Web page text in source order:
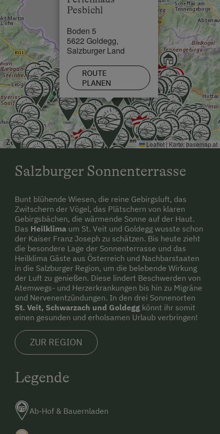
Tischtennis
Wandern
Wassersport
Wintersport
Wellnessangebote
Sauna
Skilift in 0.7 km
Pesbichl
Boden 5
5622 Goldegg,
Salzburger Land
ROUTE
PLANEN
Leaflet | Karte:basemap.at
Salzburger Sonnenterrasse
Bunt blühende Wiesen, die reine Gebirgsluft, das
Zwitschern der Vögel, das Plätschern von klaren
Gebirgsbächen, die wärmende Sonne auf der Haut.
Das Heilklima um St. Veit und Goldegg wusste schon
der Kaiser Franz Joseph zu schätzen. Bis heute zieht
die besondere Lage der Sonnenterrasse und das
Heilklima Gäste aus Österreich und Nachbarstaaten
in die Salzburger Region, um die belebende Wirkung
der Luft zu genießen. Diese lindert Beschwerden von
Atemwegs- und Herzerkrankungen bis hin zu Migräne
und Nervenentzündungen. In den drei Sonnenorten
St. Veit, Schwarzach und Goldegg könnt ihr somit
einen gesunden und erholsamen Urlaub verbringen!
ZUR REGION
Legende
Ab-Hof & Bauernladen